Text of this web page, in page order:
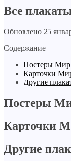
Все
Обновлено 25
Содержание
Постеры Мир
Карточки
Другие
Постеры
Карточки
Другие